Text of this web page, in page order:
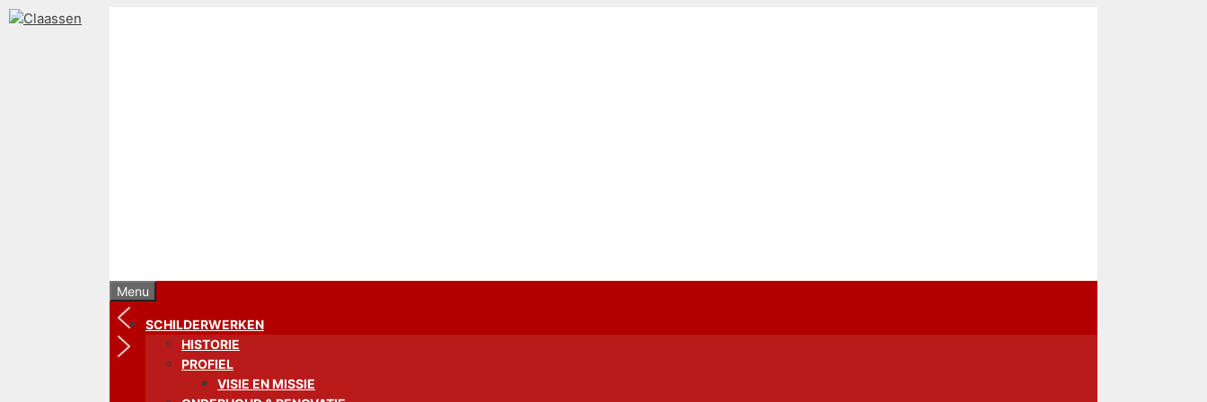
Ga
Menu
SCHILDERWERKEN
HISTORIE
PROFIEL
VISIE EN MISSIE